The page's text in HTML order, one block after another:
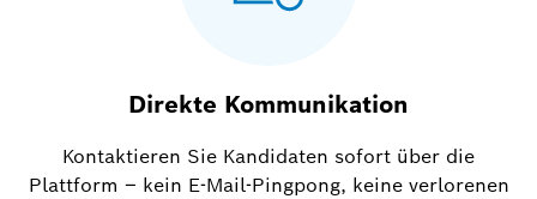
Direkte Kommunikation
Kontaktieren Sie Kandidaten sofort über die
Plattform – kein E-Mail-Pingpong, keine verlorenen